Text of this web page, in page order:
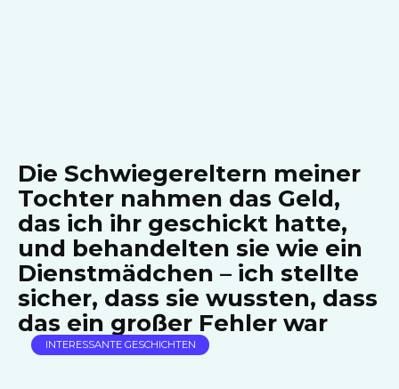
Die Schwiegereltern meiner
Tochter nahmen das Geld,
das ich ihr geschickt hatte,
und behandelten sie wie ein
Dienstmädchen – ich stellte
sicher, dass sie wussten, dass
das ein großer Fehler war
INTERESSANTE GESCHICHTEN